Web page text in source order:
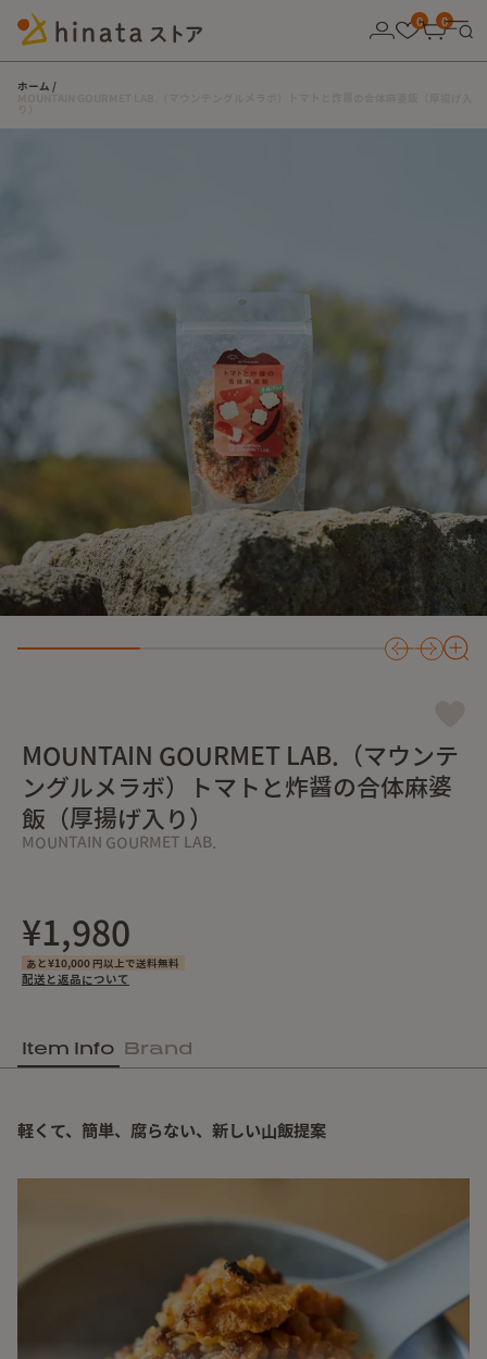
0
0
ホーム
MOUNTAIN GOURMET LAB.（マウンテ
ングルメラボ）トマトと炸醤の合体麻婆
飯（厚揚げ入り）
MOUNTAIN GOURMET LAB.
¥1,980
あと¥10,000 円以上で送料無料
配送と返品について
Item Info Brand
軽くて、簡単、腐らない、新しい山飯提案